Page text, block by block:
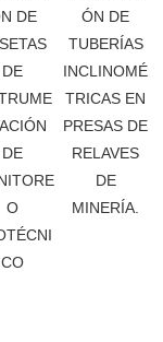
DE
DE
DE
O
CO
ÓN DE
TUBERÍAS
INCLINOMÉ
TRICAS EN
PRESAS DE
RELAVES
DE
MINERÍA.